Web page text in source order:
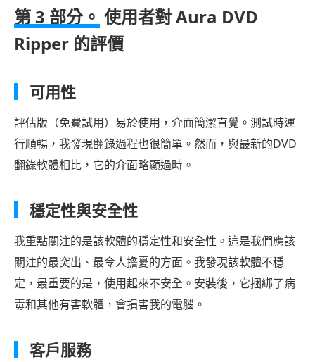
第 3 部分。 使用者對 Aura DVD
Ripper 的評價
可用性
評估版（免費試用）易於使用，介面簡潔直覺。測試時運
行順暢，我發現翻錄過程也很簡單。然而，與最新的DVD
翻錄軟體相比，它的介面略顯過時。
穩定性與安全性
我重點關注的是該軟體的穩定性和安全性。這是我們應該
關注的最突出、最令人擔憂的方面。我發現該軟體不穩
定，最重要的是，使用起來不安全。安裝後，它捆綁了病
毒和其他有害軟體，會損害我的電腦。
客戶服務